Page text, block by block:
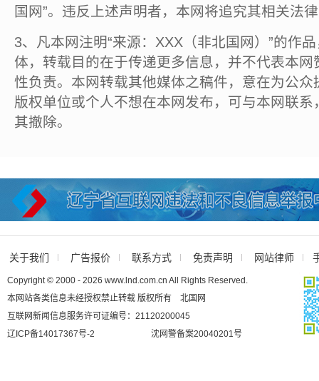
国网”。违反上述声明者，本网将追究其相关法
3、凡本网注明“来源：XXX（非北国网）”的作
体，转载目的在于传递更多信息，并不代表本
性负责。本网转载其他媒体之稿件，意在为公
版权单位或个人不想在本网发布，可与本网联
其撤除。
关于我们 广告报价 联系方式 免责声明 网站律师
Copyright © 2000 - 2026 www.lnd.com.cn All Rights Reserved.
本网站各类信息未经授权禁止转载 版权所有 北国网
互联网新闻信息服务许可证编号：21120200045
辽ICP备14017367号-2
沈网警备案20040201号